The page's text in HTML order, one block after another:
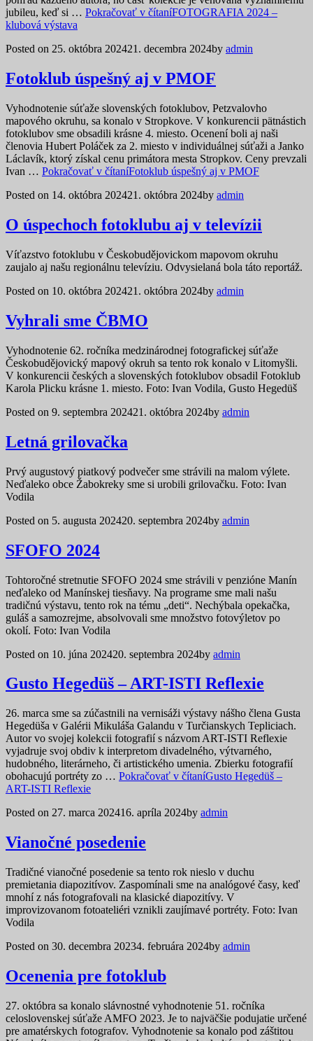
jubileu, keď si … Pokračovať v čítaníFOTOGRAFIA 2024 –
klubová výstava
Posted on 25. októbra 202421. decembra 2024by admin
Fotoklub úspešný aj v PMOF
Vyhodnotenie súťaže slovenských fotoklubov, Petzvalovho
mapového okruhu, sa konalo v Stropkove. V konkurencii pätnástich
fotoklubov sme obsadili krásne 4. miesto. Ocenení boli aj naši
členovia Hubert Poláček za 2. miesto v individuálnej súťaži a Janko
Láclavík, ktorý získal cenu primátora mesta Stropkov. Ceny prevzali
Ivan … Pokračovať v čítaníFotoklub úspešný aj v PMOF
Posted on 14. októbra 202421. októbra 2024by admin
O úspechoch fotoklubu aj v televízii
Víťazstvo fotoklubu v Českobudějovickom mapovom okruhu
zaujalo aj našu regionálnu televíziu. Odvysielaná bola táto reportáž.
Posted on 10. októbra 202421. októbra 2024by admin
Vyhrali sme ČBMO
Vyhodnotenie 62. ročníka medzinárodnej fotografickej súťaže
Českobudějovický mapový okruh sa tento rok konalo v Litomyšli.
V konkurencii českých a slovenských fotoklubov obsadil Fotoklub
Karola Plicku krásne 1. miesto. Foto: Ivan Vodila, Gusto Hegedüš
Posted on 9. septembra 202421. októbra 2024by admin
Letná grilovačka
Prvý augustový piatkový podvečer sme strávili na malom výlete.
Neďaleko obce Žabokreky sme si urobili grilovačku. Foto: Ivan
Vodila
Posted on 5. augusta 202420. septembra 2024by admin
SFOFO 2024
Tohtoročné stretnutie SFOFO 2024 sme strávili v penzióne Manín
neďaleko od Manínskej tiesňavy. Na programe sme mali našu
tradičnú výstavu, tento rok na tému „deti“. Nechýbala opekačka,
guláš a samozrejme, absolvovali sme množstvo fotovýletov po
okolí. Foto: Ivan Vodila
Posted on 10. júna 202420. septembra 2024by admin
Gusto Hegedüš – ART-ISTI Reflexie
26. marca sme sa zúčastnili na vernisáži výstavy nášho člena Gusta
Hegedüša v Galérii Mikuláša Galandu v Turčianskych Tepliciach.
Autor vo svojej kolekcii fotografií s názvom ART-ISTI Reflexie
vyjadruje svoj obdiv k interpretom divadelného, výtvarného,
hudobného, literárneho, či artistického umenia. Zbierku fotografií
obohacujú portréty zo … Pokračovať v čítaníGusto Hegedüš –
ART-ISTI Reflexie
Posted on 27. marca 202416. apríla 2024by admin
Vianočné posedenie
Tradičné vianočné posedenie sa tento rok nieslo v duchu
premietania diapozitívov. Zaspomínali sme na analógové časy, keď
mnohí z nás fotografovali na klasické diapozitívy. V
improvizovanom fotoateliéri vznikli zaujímavé portréty. Foto: Ivan
Vodila
Posted on 30. decembra 20234. februára 2024by admin
Ocenenia pre fotoklub
27. októbra sa konalo slávnostné vyhodnotenie 51. ročníka
celoslovenskej súťaže AMFO 2023. Je to najväčšie podujatie určené
pre amatérskych fotografov. Vyhodnotenie sa konalo pod záštitou